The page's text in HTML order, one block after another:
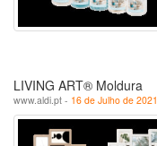
LIVING ART® Moldura
www.aldi.pt - 16 de Julho de 2021